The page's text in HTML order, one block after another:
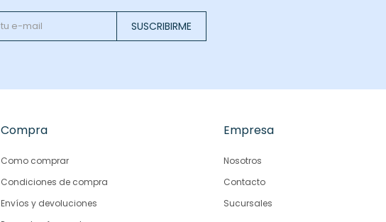
SUSCRIBIRME
Compra
Como comprar
Condiciones de compra
Envíos y devoluciones
Empresa
Nosotros
Contacto
Sucursales